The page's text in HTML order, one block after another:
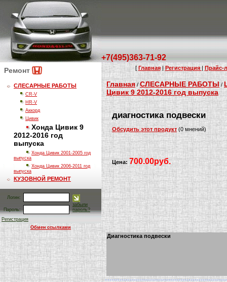
+7(495)363-71-92
Ремонт
СЛЕСАРНЫЕ РАБОТЫ
CR-V
HR-V
Аккорд
Цивик
Хонда Цивик 9
2012-2016 год
выпуска
Хонда Цивик 2001-2005 год
выпуска
Хонда Цивик 2006-2011 год
выпуска
КУЗОВНОЙ РЕМОНТ
Логин:
Пароль:
забыли
пароль?
Регистрация
Обмен ссылками
[ Главная | Регистрация|Прайс-
Главная/СЛЕСАРНЫЕ РАБОТЫ/
Цивик 9 2012-2016 год выпуска
диагностика подвески
Обсудить этот продукт(0 мнений)
Цена:700.00руб.
Диагностика подвески